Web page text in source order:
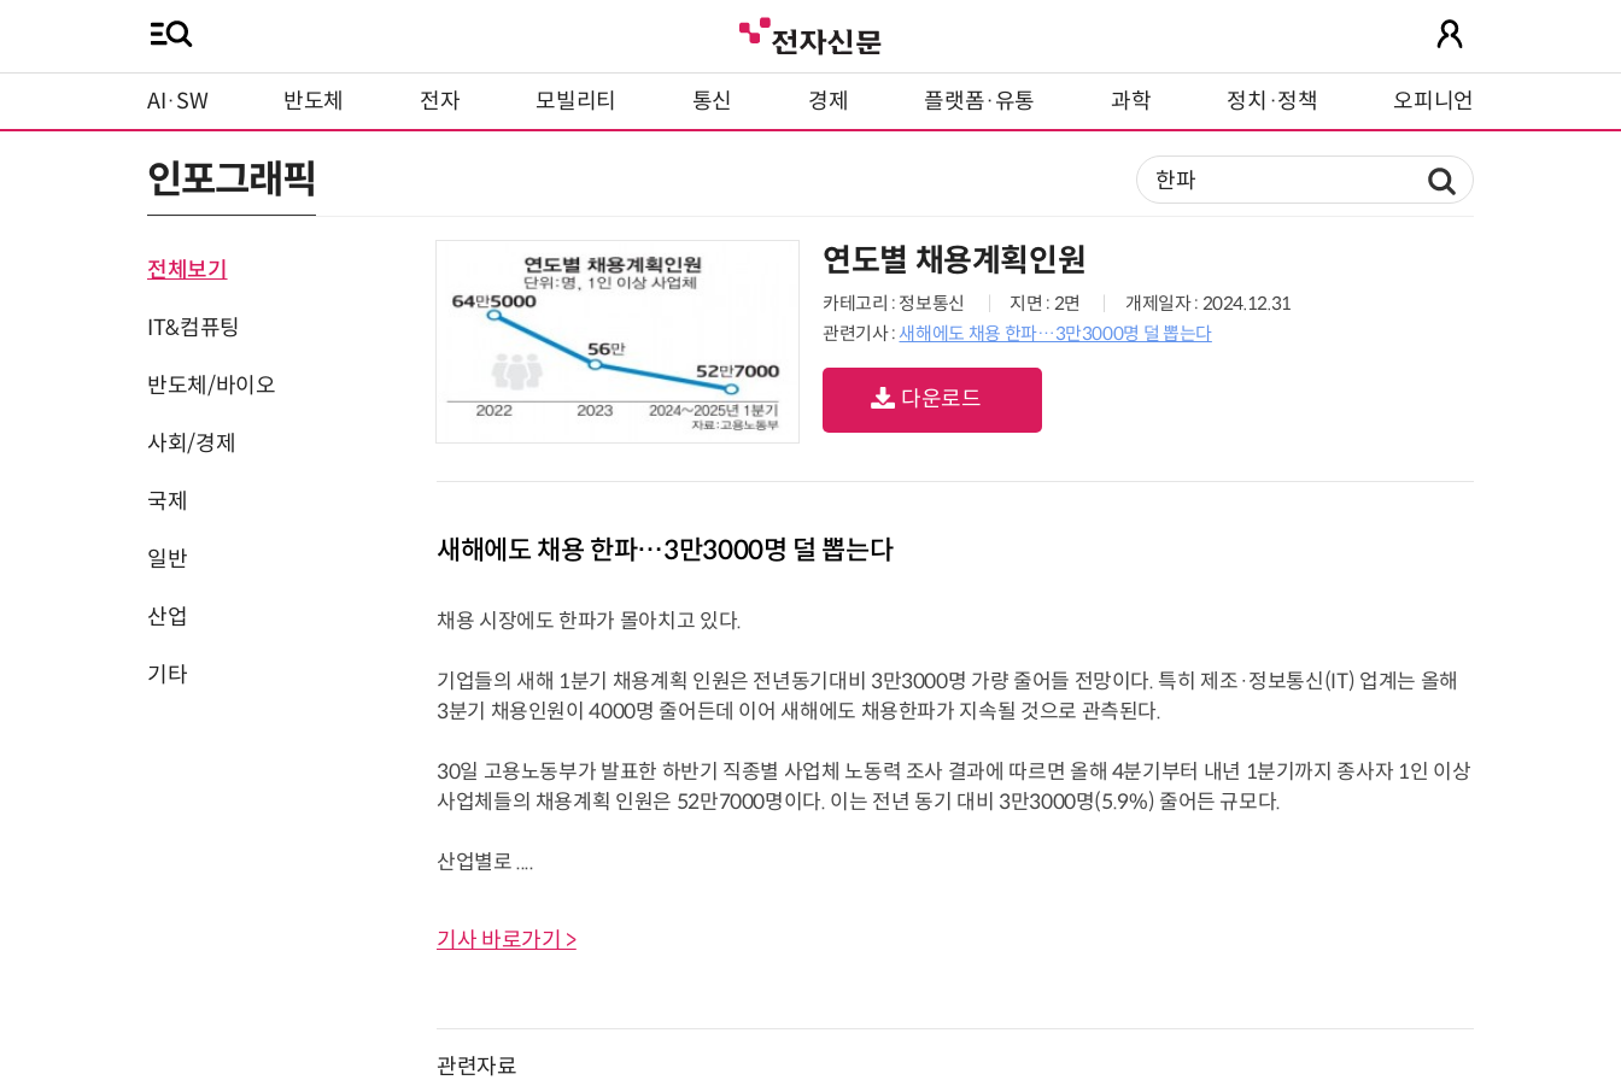
AI·SW 반도체 전자 모빌리티 통신 경제 플랫폼·유통 과학 정치·정책 오피니언
인포그래픽
전체보기
IT&컴퓨팅
반도체/바이오
사회/경제
국제
일반
산업
기타
연도별 채용계획인원
카테고리 : 정보통신 지면 : 2면
개제일자 : 2024.12.31
관련기사 : 새해에도 채용 한파…3만3000명 덜 뽑는다
다운로드
새해에도 채용 한파…3만3000명 덜 뽑는다
채용 시장에도 한파가 몰아치고 있다.
기업들의 새해 1분기 채용계획 인원은 전년동기대비 3만3000명 가량 줄어들 전망이다. 특히 제조·정보통신(IT) 업계는 올해
3분기 채용인원이 4000명 줄어든데 이어 새해에도 채용한파가 지속될 것으로 관측된다.
30일 고용노동부가 발표한 하반기 직종별 사업체 노동력 조사 결과에 따르면 올해 4분기부터 내년 1분기까지 종사자 1인 이상
사업체들의 채용계획 인원은 52만7000명이다. 이는 전년 동기 대비 3만3000명(5.9%) 줄어든 규모다.
산업별로 ....
기사 바로가기 >
관련자료